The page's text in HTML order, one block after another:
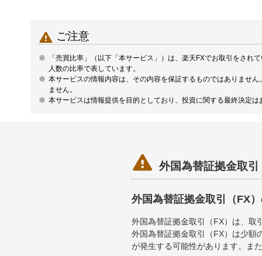
 ご注意
「売買比率」（以下「本サービス」）は、楽天FXでお取引をさ
人数の比率で表しています。
本サービスの情報内容は、その内容を保証するものではありませ
ません。
本サービスは情報提供を目的としており、投資に関する最終決定
 外国為替証拠金取
外国為替証拠金取引（FX
外国為替証拠金取引（FX）は、取
外国為替証拠金取引（FX）は少額
が発生する可能性があります。ま